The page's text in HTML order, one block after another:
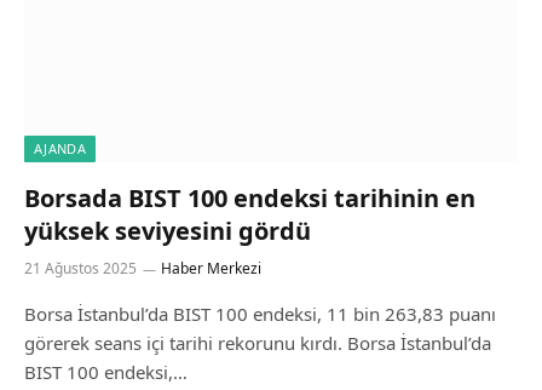
AJANDA
Borsada BIST 100 endeksi tarihinin en
yüksek seviyesini gördü
21 Ağustos 2025 Haber Merkezi
Borsa İstanbul’da BIST 100 endeksi, 11 bin 263,83 puanı
görerek seans içi tarihi rekorunu kırdı. Borsa İstanbul’da
BIST 100 endeksi,…